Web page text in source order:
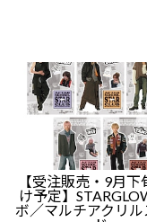
【受注販売・9月下
け予定】
ボ／マルチアクリル